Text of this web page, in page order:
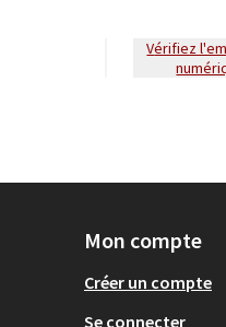
Vérifiez l'empreinte
Mon compte
Créer un compte
Se connecter